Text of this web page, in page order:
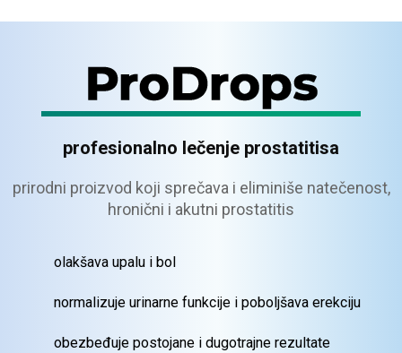
profesionalno lečenje prostatitisa
prirodni proizvod koji sprečava i eliminiše natečenost,
hronični i akutni prostatitis
olakšava upalu i bol
normalizuje urinarne funkcije i poboljšava erekciju
obezbeđuje postojane i dugotrajne rezultate